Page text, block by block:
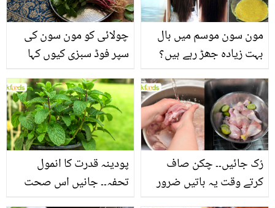
چولائی کو مون سون کی
سپر فوڈ سبزی کیوں کہا
منرلز اور اینٹی آکسیڈنٹس
سے بھرپور اس سبزی کے
فائدے
مون سون موسم میں بال
بہت زیادہ جھڑ رہے ہیں؟
بنانے کے چند قدرتی طریقے
پودینہ قدرت کا انمول
تحفہ۔۔ جانیں اس صحت
رُک جائیں۔۔ چکن صاف
کرتے وقت یہ باتیں ضرور